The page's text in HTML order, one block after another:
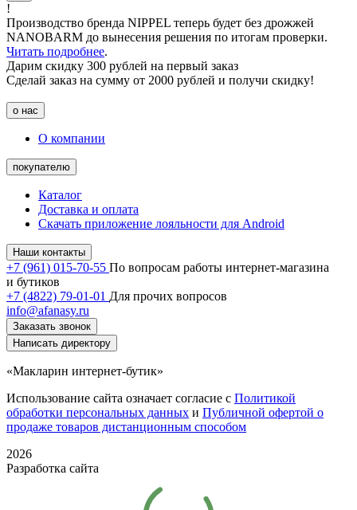
!
Производство бренда NIPPEL теперь будет без дрожжей
NANOBARM до вынесения решения по итогам проверки.
Читать подробнее.
Дарим скидку 300 рублей на первый заказ
Сделай заказ на сумму от 2000 рублей и получи скидку!
о нас
О компании
покупателю
Каталог
Доставка и оплата
Скачать приложение лояльности для Android
Наши контакты
+7 (961) 015-70-55 По вопросам работы интернет-магазина
и бутиков
+7 (4822) 79-01-01 Для прочих вопросов
info@afanasy.ru
Заказать звонок
Написать директору
«Макларин интернет-бутик»
Использование сайта означает согласие с Политикой
обработки персональных данных и Публичной офертой о
продаже товаров дистанционным способом
2026
Разработка сайта